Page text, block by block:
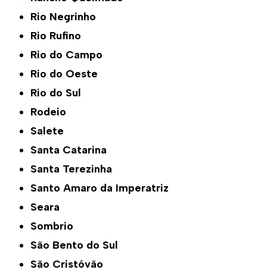
Rio Negrinho
Rio Rufino
Rio do Campo
Rio do Oeste
Rio do Sul
Rodeio
Salete
Santa Catarina
Santa Terezinha
Santo Amaro da Imperatriz
Seara
Sombrio
São Bento do Sul
São Cristóvão